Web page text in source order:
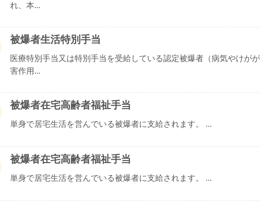
れ、本...
被爆者生活特別手当
医療特別手当又は特別手当を受給している認定被爆者（病気やけが
害作用...
被爆者在宅高齢者福祉手当
単身で居宅生活を営んでいる被爆者に支給されます。 ...
被爆者在宅高齢者福祉手当
単身で居宅生活を営んでいる被爆者に支給されます。 ...